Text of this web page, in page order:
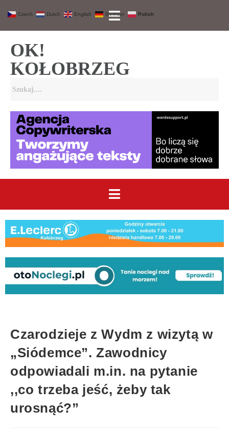
OK!
KOŁOBRZEG
Czarodzieje z Wydm z wizytą w
„Siódemce”. Zawodnicy
odpowiadali m.in. na pytanie
,,co trzeba jeść, żeby tak
urosnąć?”
Czech Dutch English German Polish